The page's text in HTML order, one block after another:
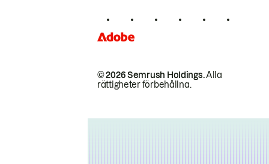
© 2026 Semrush Holdings.Alla
rättigheter förbehållna.